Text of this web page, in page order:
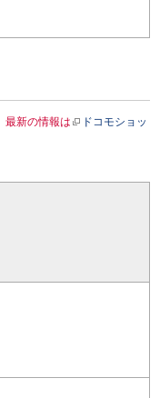
最新の情報は
ドコモショッ